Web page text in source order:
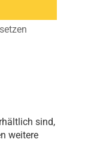
sind,
weitere